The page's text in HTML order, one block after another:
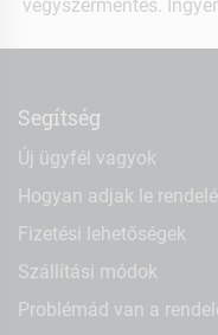
vegyszermentes.
Segítség
Új ügyfél vagyok
Hogyan adjak le
Fizetési lehetőségek
Szállítási módok
Problémád van a